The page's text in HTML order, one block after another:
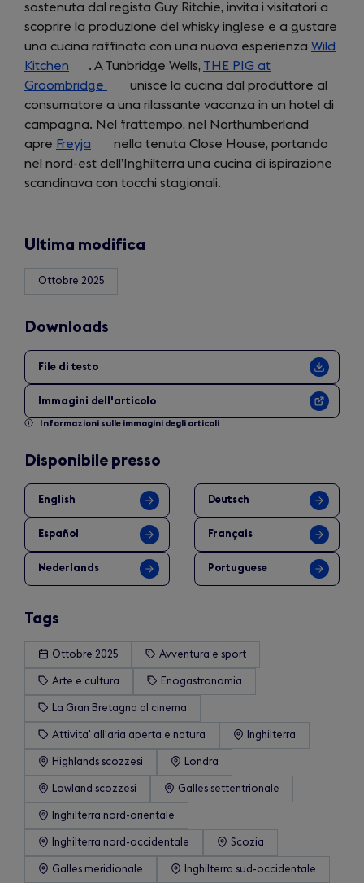
in
a
new
tab)
sostenuta dal regista Guy Ritchie, invita i visitatori a
scoprire la produzione del whisky inglese e a gustare
una cucina raffinata con una nuova esperienza Wild
Kitchen (opens
in
a
new
tab)
. A Tunbridge Wells, THE PIG at
Groombridge
(opens
in
a
new
tab)
unisce la cucina dal produttore al
consumatore a una rilassante vacanza in un hotel di
campagna. Nel frattempo, nel Northumberland
apre Freyja (opens
in
a
nella tenuta Close House, portando
nel nord-est dell’Inghilterra una cucina di ispirazione
scandinava con tocchi stagionali.
Ultima modifica
Ottobre 2025
Downloads
File di testo
Immagini dell'articolo
Informazioni sulle immagini degli articoli
Disponibile presso
English Deutsch
Español Français
Nederlands Portuguese
Tags
Ottobre 2025 Avventura e sport
Arte e cultura Enogastronomia
La Gran Bretagna al cinema
Attivita' all'aria aperta e natura Inghilterra
Highlands scozzesi Londra
Lowland scozzesi Galles settentrionale
Inghilterra nord-orientale
Inghilterra nord-occidentale Scozia
Galles meridionale Inghilterra sud-occidentale